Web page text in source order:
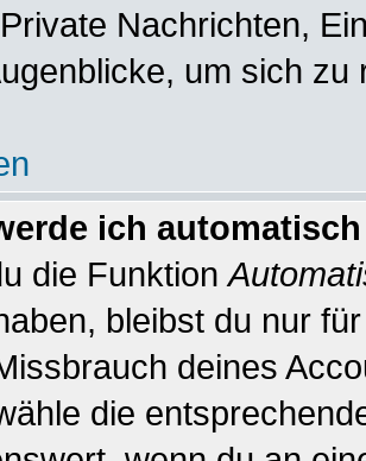
Nachrichten,
um sich
ich
die Funktion
bleibst du nur
deines
die